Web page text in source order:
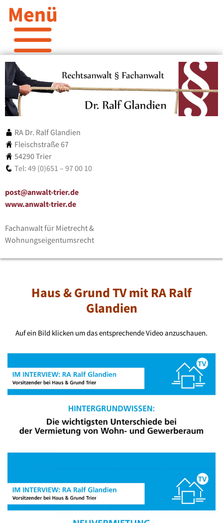
RA Dr. Ralf Glandien
Fleischstraße 67
54290 Trier
Tel: 49 (0)651 – 97 00 10
post@anwalt-trier.de
www.anwalt-trier.de
Fachanwalt für Mietrecht &
Wohnungseigentumsrecht
Haus & Grund TV mit RA Ralf
Glandien
Auf ein Bild klicken um das entsprechende Video anzuschauen.